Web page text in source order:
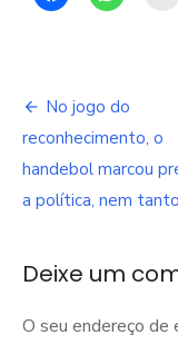
de
Post
No jogo do
reconhecimento, o
handebol marcou
a política, nem tanto
Deixe um
O seu endereço de